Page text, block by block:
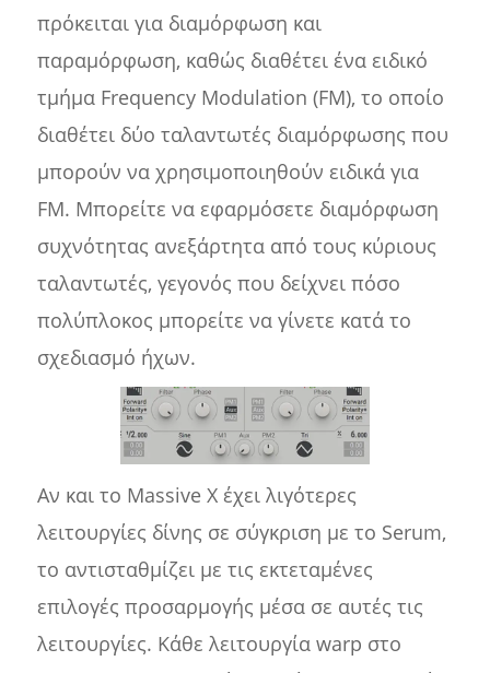
πρόκειται για διαμόρφωση και
παραμόρφωση, καθώς διαθέτει ένα ειδικό
τμήμα Frequency Modulation (FM), το οποίο
διαθέτει δύο ταλαντωτές διαμόρφωσης που
μπορούν να χρησιμοποιηθούν ειδικά για
FM. Μπορείτε να εφαρμόσετε διαμόρφωση
συχνότητας ανεξάρτητα από τους κύριους
ταλαντωτές, γεγονός που δείχνει πόσο
πολύπλοκος μπορείτε να γίνετε κατά το
σχεδιασμό ήχων.
Αν και το Massive X έχει λιγότερες
λειτουργίες δίνης σε σύγκριση με το Serum,
το αντισταθμίζει με τις εκτεταμένες
επιλογές προσαρμογής μέσα σε αυτές τις
λειτουργίες. Κάθε λειτουργία warp στο